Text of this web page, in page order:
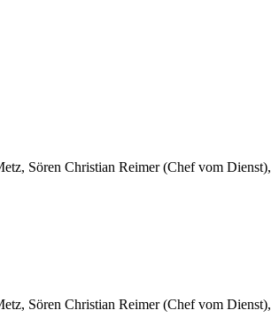
Sören Christian Reimer (Chef vom Dienst),
Sören Christian Reimer (Chef vom Dienst),